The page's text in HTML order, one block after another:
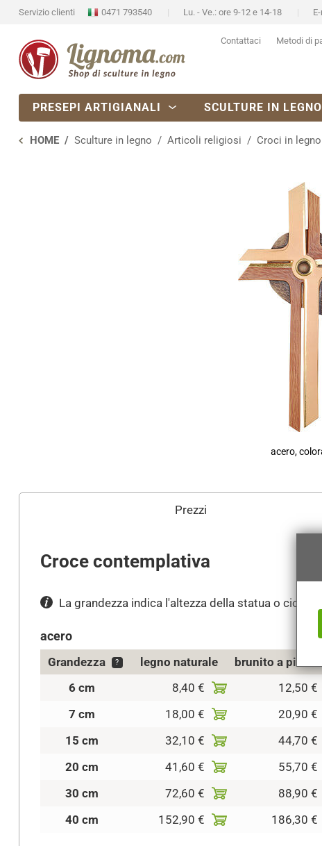
Servizio clienti 0471 793540 Lu. - Ve.: ore 9-12 e 14-18
Contattaci Metodi di
PRESEPI ARTIGIANALI SCULTURE IN LEGNO
HOME Sculture in legno Articoli religiosi Croci in legno
acero,
Prezzi
Croce contemplativa
La grandezza indica l'altezza della statua o cioè la
acero
Grandezza ? legno naturale brunito a più
6 cm
8,40 €
12,50 €
7 cm
18,00 €
20,90 €
15 cm
32,10 € 44,70 €
20 cm
41,60 € 55,70 €
30 cm
72,60 € 88,90 €
40 cm
152,90 € 186,30 €